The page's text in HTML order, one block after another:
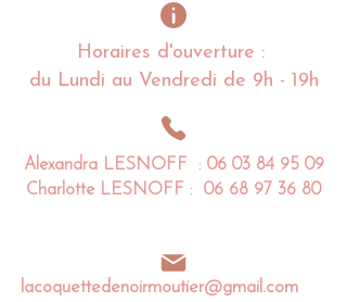
Horaires d'ouverture :
du Lundi au Vendredi de 9h - 19h
lacoquettedenoirmoutier@gmail.com
Alexandra LESNOFF : 06 03 84 95 09
Charlotte LESNOFF : 06 68 97 36 80